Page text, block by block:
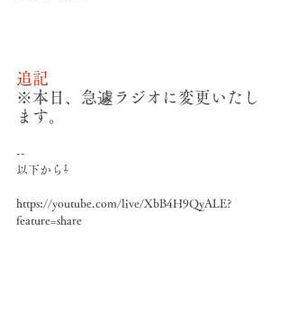
追記
※本日、急遽ラジオに変更いたし
ます。
--
以下から⇩
https://youtube.com/live/XbB4H9QyALE?
feature=share